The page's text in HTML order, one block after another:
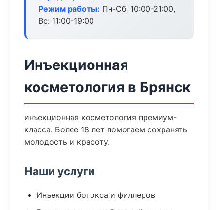
Режим работы: Пн-Сб: 10:00-21:00,
Вс: 11:00-19:00
Инъекционная
косметология в Брянск
инъекционная косметология премиум-
класса. Более 18 лет помогаем сохранять
молодость и красоту.
Наши услуги
Инъекции ботокса и филлеров